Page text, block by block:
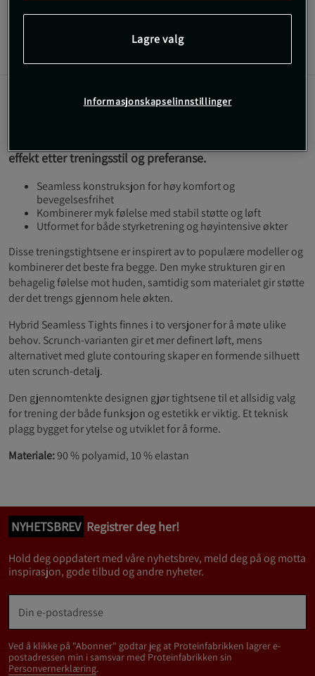
Hybrid Seamless Tights fra Relode er utviklet for å gi en
effekt etter treningsstil og preferanse.
Seamless konstruksjon for høy komfort og
bevegelsesfrihet
Kombinerer myk følelse med stabil støtte og løft
Utformet for både styrketrening og høyintensive økter
Disse treningstightsene er inspirert av to populære modeller og
kombinerer det beste fra begge. Den myke strukturen gir en
behagelig følelse mot huden, samtidig som materialet gir støtte
der det trengs gjennom hele økten.
Hybrid Seamless Tights finnes i to versjoner for å møte ulike
behov. Scrunch-varianten gir et mer definert løft, mens
alternativet med glute contouring skaper en formende silhuett
uten scrunch-detalj.
Den gjennomtenkte designen gjør tightsene til et allsidig valg
for trening der både funksjon og estetikk er viktig. Et teknisk
plagg bygget for ytelse og utviklet for å forme.
Materiale:90 % polyamid, 10 % elastan
NYHETSBREV Registrer deg her!
Hold deg oppdatert med våre nyhetsbrev, meld deg på og motta
inspirasjon, gode tilbud og andre nyheter.
Ved å klikke på "Abonner" godtar jeg at Proteinfabrikken lagrer e-
postadressen min i samsvar med Proteinfabrikken sin
Personvernerklæring.
Lagre valg
Informasjonskapselinnstillinger